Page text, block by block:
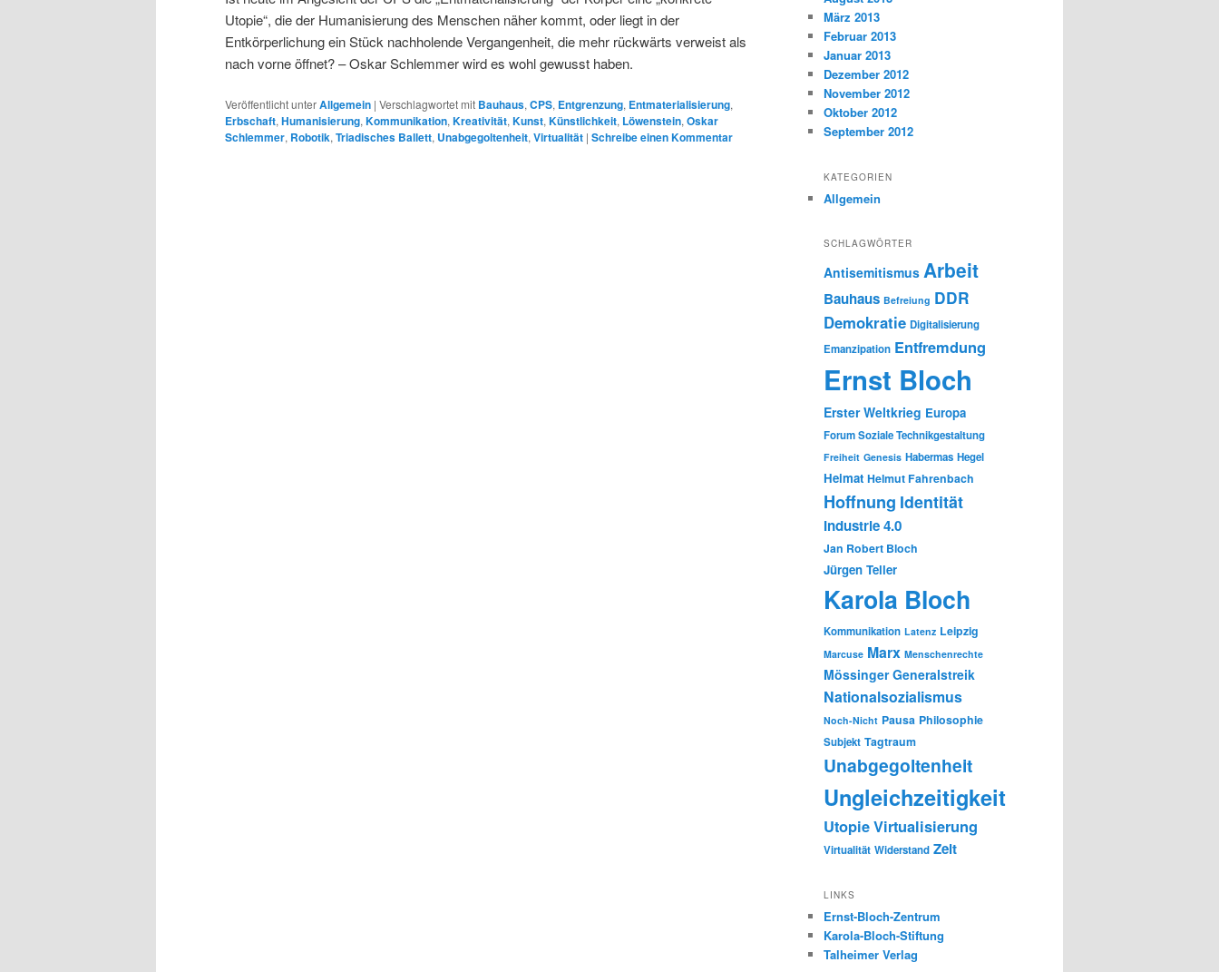
Utopie“, die der Humanisierung des Menschen näher kommt, oder liegt in der
Entkörperlichung ein Stück nachholende Vergangenheit, die mehr rückwärts verweist als
nach vorne öffnet? – Oskar Schlemmer wird es wohl gewusst haben.
Veröffentlicht unterAllgemein | Verschlagwortet mit Bauhaus, CPS, Entgrenzung, Entmaterialisierung,
Erbschaft, Humanisierung, Kommunikation, Kreativität, Kunst, Künstlichkeit, Löwenstein, Oskar
Schlemmer, Robotik, Triadisches Ballett, Unabgegoltenheit, Virtualität | Schreibe einen Kommentar
März 2013
Februar 2013
Januar 2013
Dezember 2012
November 2012
Oktober 2012
September 2012
KATEGORIEN
Allgemein
SCHLAGWÖRTER
Antisemitismus Arbeit
Bauhaus Befreiung DDR
Demokratie Digitalisierung
Emanzipation Entfremdung
Ernst Bloch
Erster Weltkrieg Europa
Forum Soziale Technikgestaltung
Freiheit Genesis Habermas Hegel
Heimat Helmut Fahrenbach
Hoffnung Identität
Industrie 4.0
Jan Robert Bloch
Jürgen Teller
Karola Bloch
Kommunikation Latenz Leipzig
Marcuse Marx Menschenrechte
Mössinger Generalstreik
Nationalsozialismus
Noch-Nicht Pausa Philosophie
Subjekt Tagtraum
Unabgegoltenheit
Ungleichzeitigkeit
UtopieVirtualisierung
Virtualität Widerstand Zeit
LINKS
Ernst-Bloch-Zentrum
Karola-Bloch-Stiftung
Talheimer Verlag